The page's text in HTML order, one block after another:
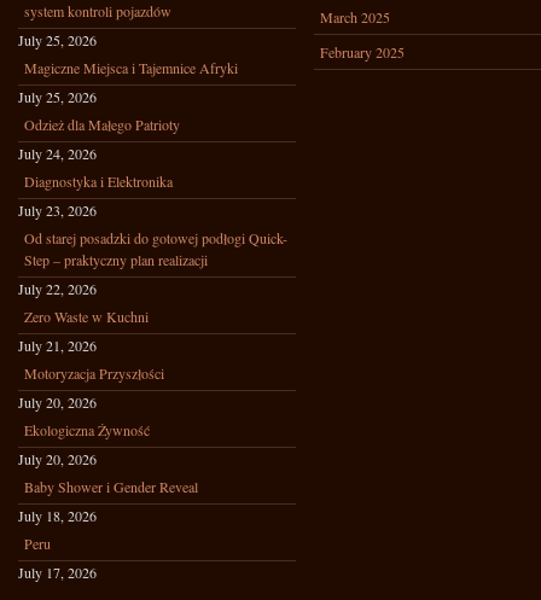
system kontroli pojazdów
July 25, 2026
Magiczne Miejsca i Tajemnice Afryki
July 25, 2026
Odzież dla Małego Patrioty
July 24, 2026
Diagnostyka i Elektronika
July 23, 2026
Od starej posadzki do gotowej podłogi Quick-
Step – praktyczny plan realizacji
July 22, 2026
Zero Waste w Kuchni
July 21, 2026
Motoryzacja Przyszłości
July 20, 2026
Ekologiczna Żywność
July 20, 2026
Baby Shower i Gender Reveal
July 18, 2026
Peru
July 17, 2026
March 2025
February 2025